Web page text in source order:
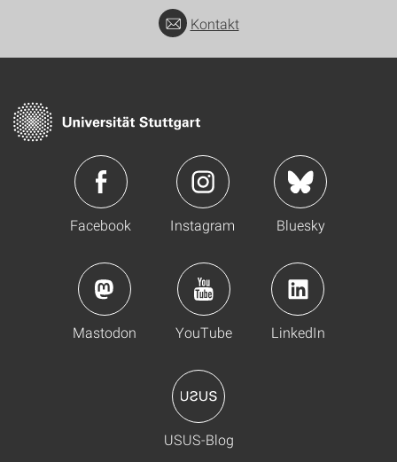
Kontakt
Facebook Instagram Bluesky
Mastodon YouTube LinkedIn
USUS-Blog